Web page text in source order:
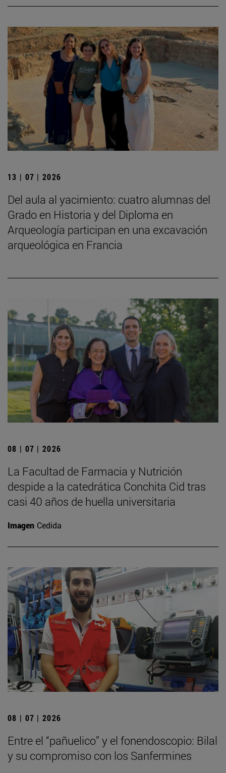
13 | 07 | 2026
Del aula al yacimiento: cuatro alumnas del
Grado en Historia y del Diploma en
Arqueología participan en una excavación
arqueológica en Francia
08 | 07 | 2026
La Facultad de Farmacia y Nutrición
despide a la catedrática Conchita Cid tras
casi 40 años de huella universitaria
Imagen Cedida
08 | 07 | 2026
Entre el “pañuelico” y el fonendoscopio: Bilal
y su compromiso con los Sanfermines